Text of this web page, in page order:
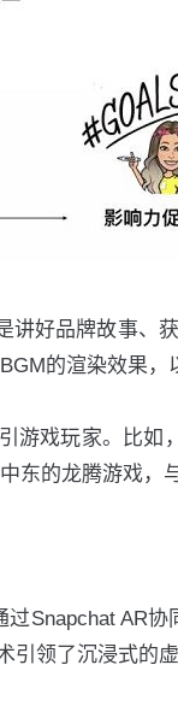
好品牌故事
的渲染效果，
游戏玩家。比
的龙腾游戏，
Snapchat AR
领了沉浸式